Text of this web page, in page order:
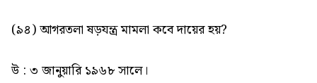
(৯৪) আগরতলা ষড়যন্ত্র মামলা কবে দায়ের হয়?
উ : ৩ জানুয়ারি ১৯৬৮ সালে।